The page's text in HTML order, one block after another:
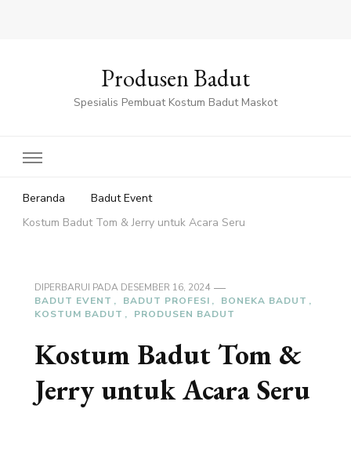
Produsen Badut
Spesialis Pembuat Kostum Badut Maskot
Beranda
Badut Event
Kostum Badut Tom & Jerry untuk Acara Seru
DIPERBARUI PADA DESEMBER 16, 2024
BADUT EVENT
BADUT PROFESI
BONEKA BADUT
KOSTUM BADUT
PRODUSEN BADUT
Kostum Badut Tom &
Jerry untuk Acara Seru